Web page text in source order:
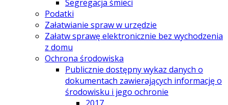
Segregacja śmieci
Podatki
Załatwianie spraw w urzędzie
Załatw sprawę elektronicznie bez wychodzenia
z domu
Ochrona środowiska
Publicznie dostępny wykaz danych o
dokumentach zawierających informację o
środowisku i jego ochronie